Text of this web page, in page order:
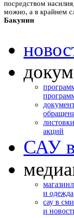
посредством
можно, а в крайнем
Бакунин
листовки
акций
САУ в
медиа
магазин
и одежда
сау в сми
и